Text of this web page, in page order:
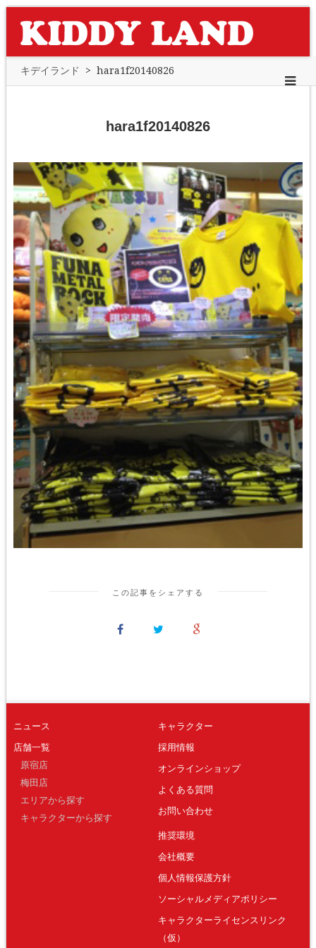
キデイランド > hara1f20140826
hara1f20140826
この記事をシェアする
ニュース
店舗一覧
原宿店
梅田店
エリアから探す
キャラクターから探す
キャラクター
採用情報
オンラインショップ
よくある質問
お問い合わせ
推奨環境
会社概要
個人情報保護方針
ソーシャルメディアポリシー
キャラクターライセンスリンク
（仮）